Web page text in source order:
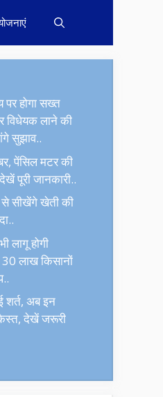
होगा सख्त
विधेयक लाने की
सुझाव..
पेंसिल मटर की
पूरी जानकारी..
से सीखेंगे खेती की
लागू होगी
लाख किसानों
शर्त, अब इन
देखें जरूरी